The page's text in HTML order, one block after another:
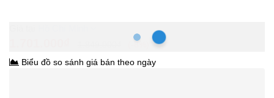
Biểu đồ so sánh giá bán theo ngày